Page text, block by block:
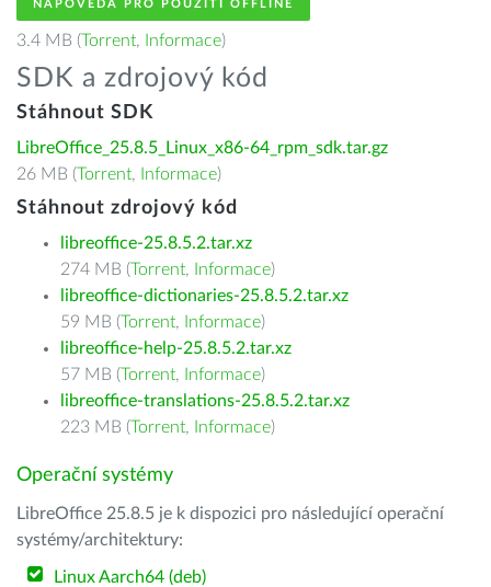
NÁPOVĚDA PRO POUŽITÍ OFFLINE
3.4 MB (Torrent, Informace)
SDK a zdrojový kód
Stáhnout SDK
LibreOffice_25.8.5_Linux_x86-64_rpm_sdk.tar.gz
26 MB (Torrent, Informace)
Stáhnout zdrojový kód
libreoffice-25.8.5.2.tar.xz
274 MB (Torrent, Informace)
libreoffice-dictionaries-25.8.5.2.tar.xz
59 MB (Torrent, Informace)
libreoffice-help-25.8.5.2.tar.xz
57 MB (Torrent, Informace)
libreoffice-translations-25.8.5.2.tar.xz
223 MB (Torrent, Informace)
Operační systémy
LibreOffice 25.8.5 je k dispozici pro následující operační
systémy/architektury:
Linux Aarch64 (deb)